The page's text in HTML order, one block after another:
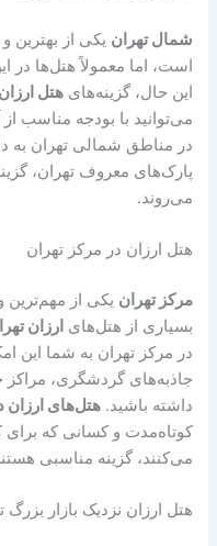
شمال تهران یکی از بهترین
است، اما معمولاً هتل‌ها در
این حال، گزینه‌هایهتل
می‌توانید با بودجه مناسب
در مناطق شمالی تهران به
پارک‌های معروف تهران،
می‌روند.
هتل ارزان در مرکز تهران
مرکز تهران یکی از
بسیاری از هتل‌های ارزان
در مرکز تهران به شما این
جاذبه‌های گردشگری،
داشته باشید.هتل‌های ارزان
کوتاه‌مدت و کسانی که برای
می‌کنند، گزینه مناسبی
هتل ارزان نزدیک بازار بزرگ